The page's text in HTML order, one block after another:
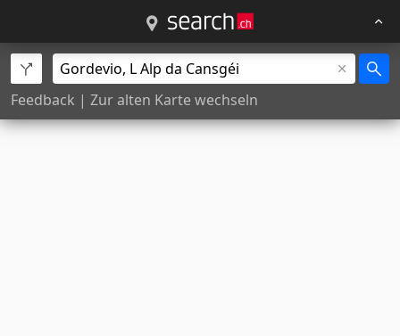
Feedback | Zur alten Karte wechseln